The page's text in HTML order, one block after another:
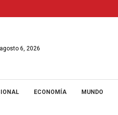
6, 2026
ECONOMÍA MUNDO